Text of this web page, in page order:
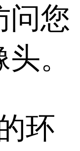
问您
。
环